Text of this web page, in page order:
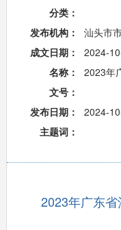
分类：
发布机构：
汕头市
成文日期：
2024-
名称：
2023年
文号：
发布日期：
2024-
主题词：
2023年广东